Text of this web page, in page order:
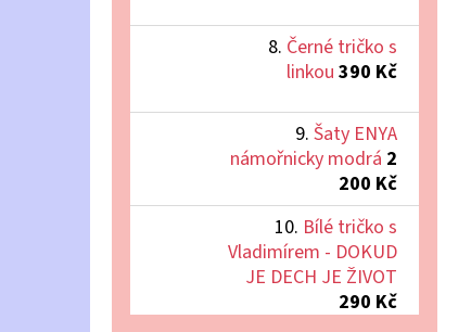
Černé tričko s
linkou 390 Kč
Šaty ENYA
námořnicky modrá 2
200 Kč
Bílé tričko s
Vladimírem - DOKUD
JE DECH JE ŽIVOT
290 Kč